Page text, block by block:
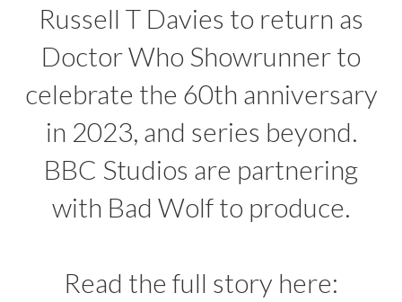
Russell T Davies to return as
Doctor Who Showrunner to
celebrate the 60th anniversary
in 2023, and series beyond.
BBC Studios are partnering
with Bad Wolf to produce.
Read the full story here: